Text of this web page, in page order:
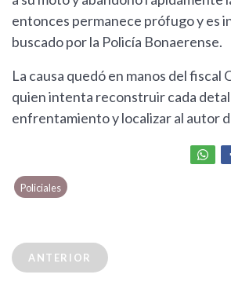
entonces permanece prófugo y es
buscado por la Policía Bonaerense.
La causa quedó en manos del fiscal
quien intenta reconstruir cada
enfrentamiento y localizar al autor
Policiales
ANTERIOR